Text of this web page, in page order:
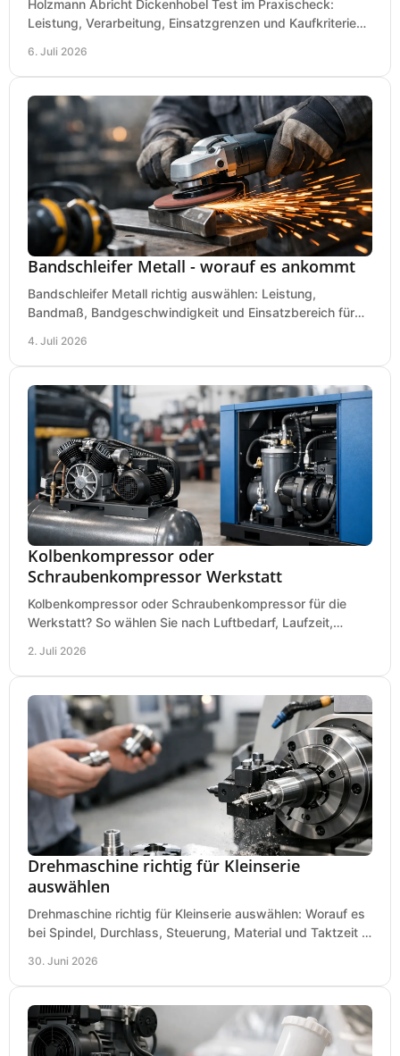
Holzmann Abricht Dickenhobel Test im Praxischeck:
Leistung, Verarbeitung, Einsatzgrenzen und Kaufkriterien
6. Juli 2026
Bandschleifer Metall - worauf es ankommt
Bandschleifer Metall richtig auswählen: Leistung,
Bandmaß, Bandgeschwindigkeit und Einsatzbereich für
4. Juli 2026
Kolbenkompressor oder
Schraubenkompressor Werkstatt
Kolbenkompressor oder Schraubenkompressor für die
Werkstatt? So wählen Sie nach Luftbedarf, Laufzeit,
2. Juli 2026
Drehmaschine richtig für Kleinserie
auswählen
Drehmaschine richtig für Kleinserie auswählen: Worauf es
bei Spindel, Durchlass, Steuerung, Material und Taktzeit in
30. Juni 2026